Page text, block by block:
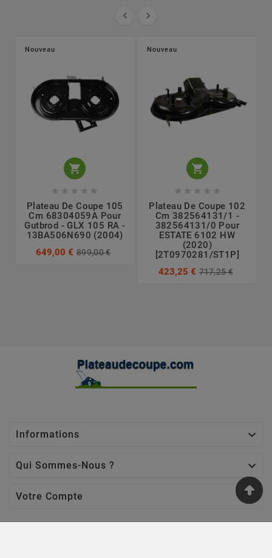
 
Nouveau

    
Plateau De Coupe 105
Cm 68304059A Pour
Gutbrod - GLX 105 RA -
13BA506N690 (2004)
649,00 € 899,00 €
Nouveau

    
Plateau De Coupe 102
Cm 382564131/1 -
382564131/0 Pour
ESTATE 6102 HW
(2020)
[2T0970281/ST1P]
423,25 € 717,25 €
Informations 
Qui Sommes-Nous ? 
Votre Compte 